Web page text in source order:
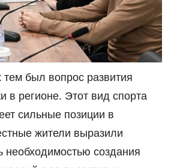
был вопрос развития
в регионе. Этот вид спорта
сильные позиции в
жители выразили
необходимостью создания